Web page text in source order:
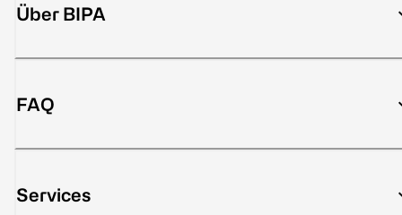
Über BIPA
FAQ
Services